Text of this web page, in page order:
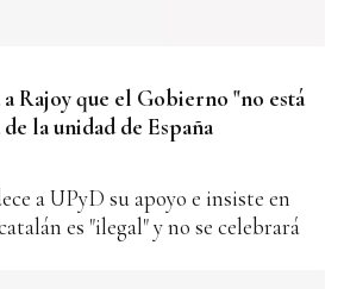
Rajoy que el Gobierno "no está
la unidad de España
a UPyD su apoyo e insiste en
es "ilegal" y no se celebrará